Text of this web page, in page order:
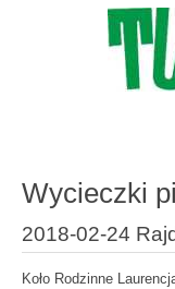
Wycieczki
2018-02-24
Koło Rodzinne